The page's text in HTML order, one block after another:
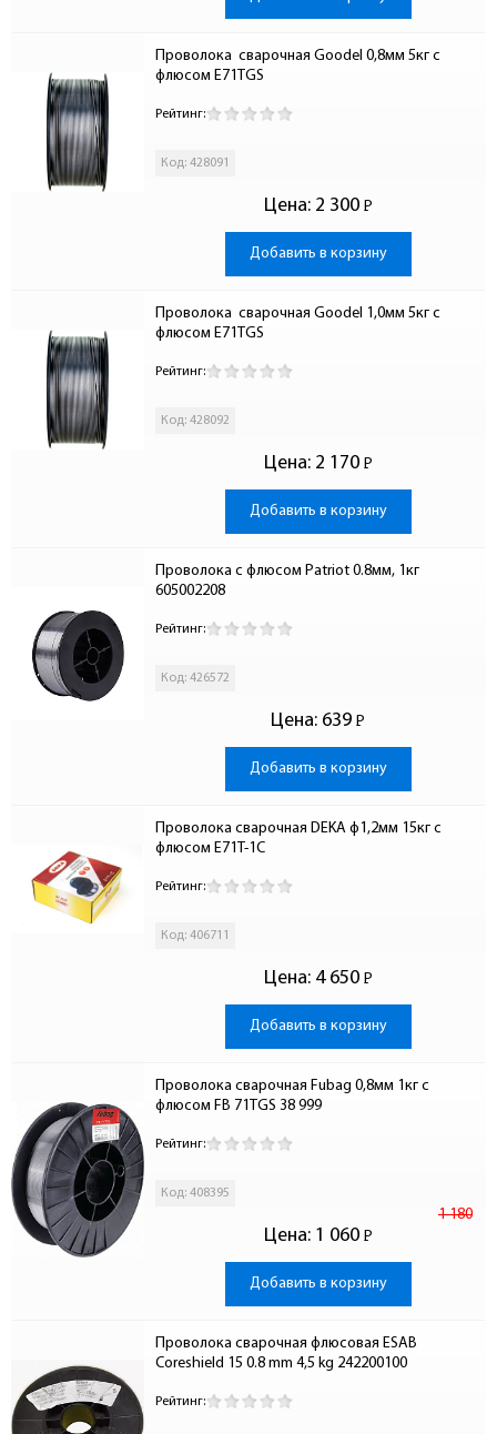
Проволока  сварочная Goodel 0,8мм 5кг с
флюсом E71TGS
Рейтинг:
Код: 428091
Цена: 2 300 Р
-
Добавить в корзину
Проволока  сварочная Goodel 1,0мм 5кг с
флюсом E71TGS
Рейтинг:
Код: 428092
Цена: 2 170 Р
-
Добавить в корзину
Проволока с флюсом Patriot 0.8мм, 1кг
605002208
Рейтинг:
Код: 426572
Цена: 639 Р
-
Добавить в корзину
Проволока сварочная DEKA ф1,2мм 15кг c
флюсом E71T-1C
Рейтинг:
Код: 406711
Цена: 4 650 Р
-
Добавить в корзину
Проволока сварочная Fubag 0,8мм 1кг с
флюсом FB 71TGS 38 999
Рейтинг:
Код: 408395
Цена:
1 180
1 060 Р
-
Добавить в корзину
Проволока сварочная флюсовая ESAB
Coreshield 15 0.8 mm 4,5 kg 242200100
Рейтинг: